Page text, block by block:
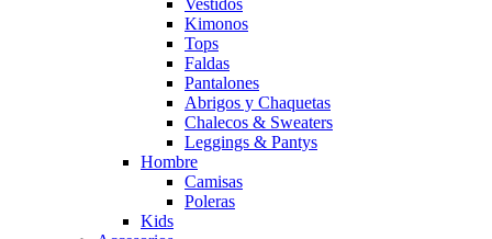
Vestidos
Kimonos
Tops
Faldas
Pantalones
Abrigos y Chaquetas
Chalecos & Sweaters
Leggings & Pantys
Hombre
Camisas
Poleras
Kids